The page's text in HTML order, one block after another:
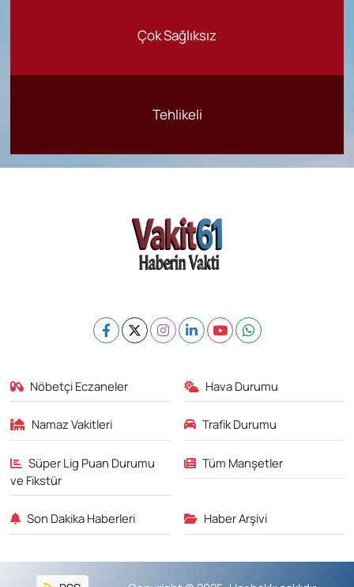
Çok Sağlıksız
Tehlikeli
Nöbetçi Eczaneler Hava Durumu
Namaz Vakitleri Trafik Durumu
Süper Lig Puan Durumu
ve Fikstür
Tüm Manşetler
Son Dakika Haberleri Haber Arşivi